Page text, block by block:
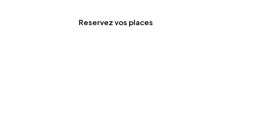
Reservez vos places